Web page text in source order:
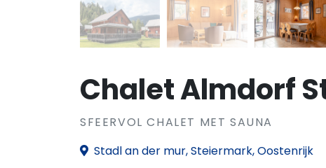
Chalet Almdorf
SFEERVOL CHALET MET SAUNA
Stadl an der mur, Steiermark, Oostenrijk